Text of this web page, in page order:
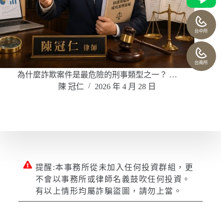
為什麼詐欺案件是最危險的刑事類型之一？ …
陳 冠仁
2026 年 4 月 28 日
提醒:本事務所從未加入任何投資群組，更
不會以事務所或律師名義鼓吹任何投資。
有以上情形均屬詐騙盜圖，請勿上當。
台中所
台南所